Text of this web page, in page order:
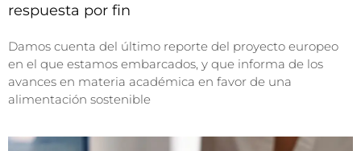
respuesta por fin
Damos cuenta del último reporte del proyecto europeo
en el que estamos embarcados, y que informa de los
avances en materia académica en favor de una
alimentación sostenible